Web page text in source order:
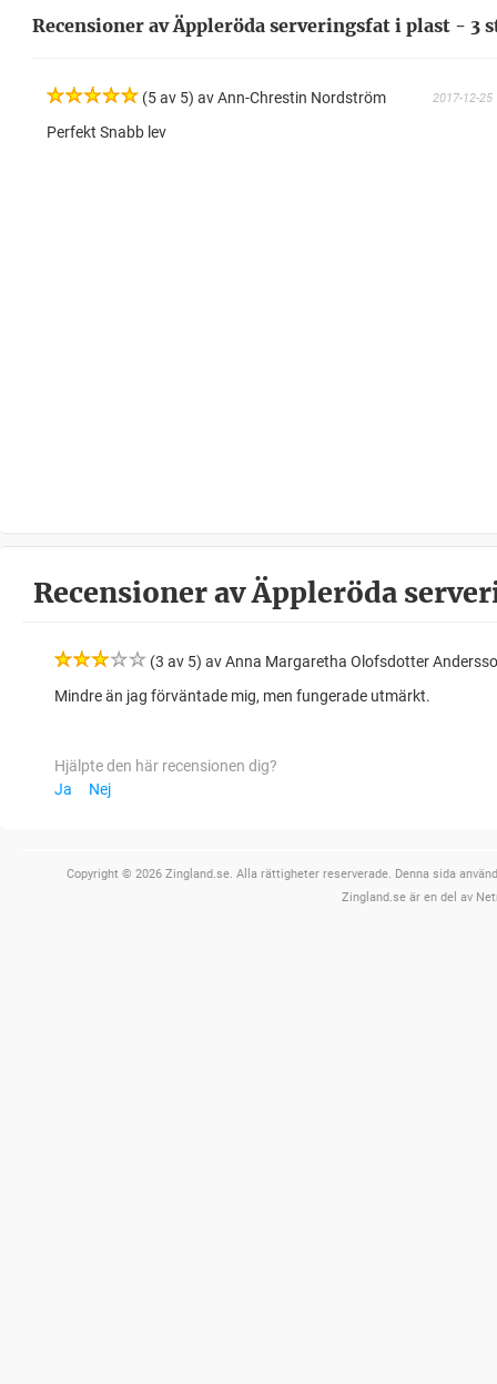
Recensioner av Äppleröda serveringsfat i plast - 3
(5 av 5) av Ann-Chrestin Nordström 2017-12-25
Perfekt Snabb lev
Recensioner av Äppleröda
(3 av 5) av Anna Margaretha Olofsdotter
Mindre än jag förväntade mig, men fungerade utmärkt.
Hjälpte den här recensionen dig?
Ja
Nej
Copyright © 2026 Zingland.se. Alla rättigheter reserverade. Denna sida
Zingland.se är en del av